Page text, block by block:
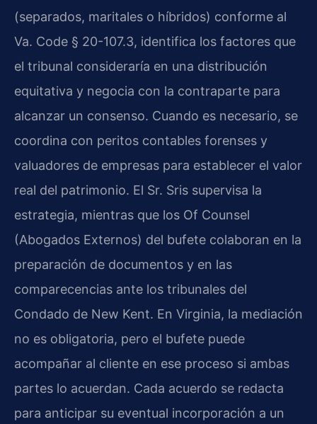
(separados, maritales o híbridos) conforme al
Va. Code § 20-107.3, identifica los factores que
el tribunal consideraría en una distribución
equitativa y negocia con la contraparte para
alcanzar un consenso. Cuando es necesario, se
coordina con peritos contables forenses y
valuadores de empresas para establecer el valor
real del patrimonio. El Sr. Sris supervisa la
estrategia, mientras que los Of Counsel
(Abogados Externos) del bufete colaboran en la
preparación de documentos y en las
comparecencias ante los tribunales del
Condado de New Kent. En Virginia, la mediación
no es obligatoria, pero el bufete puede
acompañar al cliente en ese proceso si ambas
partes lo acuerdan. Cada acuerdo se redacta
para anticipar su eventual incorporación a un